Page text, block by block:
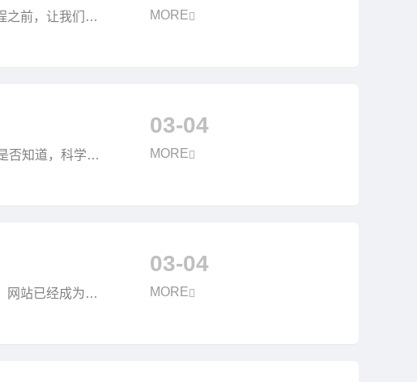
之前，让我们从
MORE
否知道，科学有
03-04
MORE
网站已经成为企
03-04
MORE